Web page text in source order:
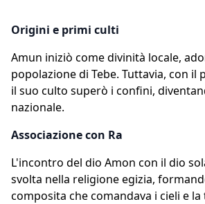
Origini e primi culti
Amun iniziò come divinità locale,
popolazione di Tebe. Tuttavia, con il
il suo culto superò i confini,
nazionale.
Associazione con Ra
L'incontro del dio Amon con il dio
svolta nella religione egizia,
composita che comandava i cieli e la